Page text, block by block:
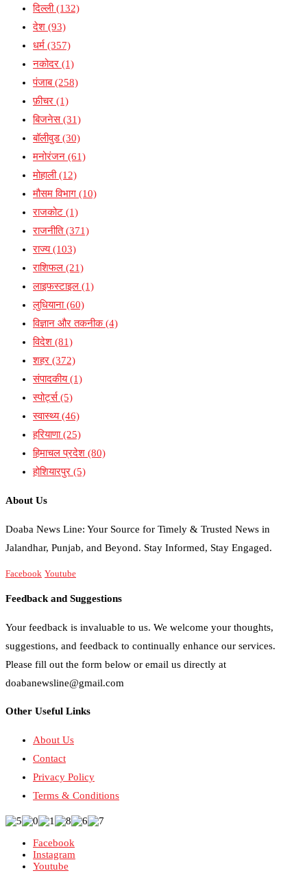
दिल्ली(132)
देश (93)
धर्म (357)
नकोदर (1)
पंजाब(258)
फ़ीचर (1)
बिजनेस(31)
बॉलीवुड(30)
मनोरंजन (61)
मोहाली(12)
मौसम विभाग (10)
राजकोट (1)
राजनीति(371)
राज्य(103)
राशिफल (21)
लाइफस्टाइल (1)
लुधियाना(60)
विज्ञान और तकनीक(4)
विदेश (81)
शहर (372)
संपादकीय(1)
स्पोर्ट्स(5)
स्वास्थ्य(46)
हरियाणा(25)
हिमाचल प्रदेश (80)
होशियारपुर (5)
About Us
Doaba News Line: Your Source for Timely & Trusted News in
Jalandhar, Punjab, and Beyond. Stay Informed, Stay Engaged.
Facebook Youtube
Feedback and Suggestions
Your feedback is invaluable to us. We welcome your thoughts,
suggestions, and feedback to continually enhance our services.
Please fill out the form below or email us directly at
doabanewsline@gmail.com
Other Useful Links
About Us
Contact
Privacy Policy
Terms & Conditions
Facebook
Instagram
Youtube